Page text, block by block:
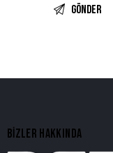
BIZLER HAKKINDA